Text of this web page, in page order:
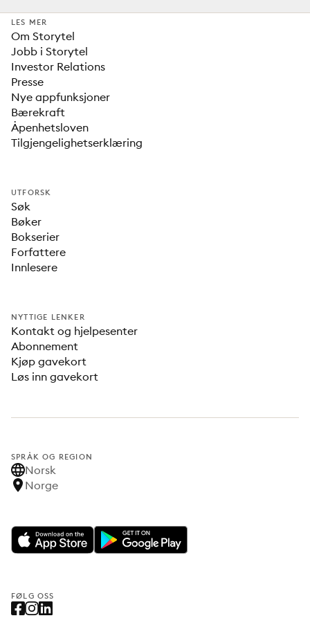
LES MER
Om Storytel
Jobb i Storytel
Investor Relations
Presse
Nye appfunksjoner
Bærekraft
Åpenhetsloven
Tilgjengelighetserklæring
UTFORSK
Søk
Bøker
Bokserier
Forfattere
Innlesere
NYTTIGE LENKER
Kontakt og hjelpesenter
Abonnement
Kjøp gavekort
Løs inn gavekort
SPRÅK OG REGION
Norsk
Norge
FØLG OSS